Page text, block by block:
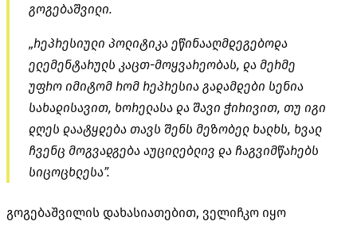
გოგებაშვილი.
„რეპრესიული პოლიტიკა ეწინააღმდეგებოდა
ელემენტარულს კაცთ-მოყვარეობას, და მერმე
უფრო იმიტომ რომ რეპრესია გადამდები სენია
სახადისავით, ხორელასა და შავი ჭირივით, თუ იგი
დღეს დაატყდება თავს შენს მეზობელ ხალხს, ხვალ
ჩვენც მოგვადგება აუცილებლივ და ჩაგვიმწარებს
სიცოცხლესა”.
გოგებაშვილის დახასიათებით, ველიჩკო იყო